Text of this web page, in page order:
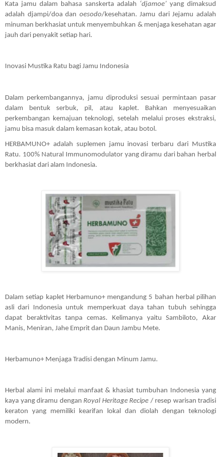
Kata jamu dalam bahasa sanskerta adalah ‘djamoe’ yang dimaksud
adalah djampi/doa dan oesodo/kesehatan. Jamu dari Jejamu adalah
minuman berkhasiat untuk menyembuhkan & menjaga kesehatan agar
jauh dari penyakit setiap hari.
Inovasi Mustika Ratu bagi Jamu Indonesia
Dalam perkembangannya, jamu diproduksi sesuai permintaan pasar
dalam bentuk serbuk, pil, atau kaplet. Bahkan menyesuaikan
perkembangan kemajuan teknologi, setelah melalui proses ekstraksi,
jamu bisa masuk dalam kemasan kotak, atau botol.
HERBAMUNO+ adalah suplemen jamu inovasi terbaru dari Mustika
Ratu. 100% Natural Immunomodulator yang diramu dari bahan herbal
berkhasiat dari alam Indonesia.
Dalam setiap kaplet Herbamuno+ mengandung 5 bahan herbal pilihan
asli dari Indonesia untuk memperkuat daya tahan tubuh sehingga
dapat beraktivitas tanpa cemas. Kelimanya yaitu Sambiloto, Akar
Manis, Meniran, Jahe Emprit dan Daun Jambu Mete.
Herbamuno+ Menjaga Tradisi dengan Minum Jamu.
Herbal alami ini melalui manfaat & khasiat tumbuhan Indonesia yang
kaya yang diramu dengan Royal Heritage Recipe / resep warisan tradisi
keraton yang memiliki kearifan lokal dan diolah dengan teknologi
modern.